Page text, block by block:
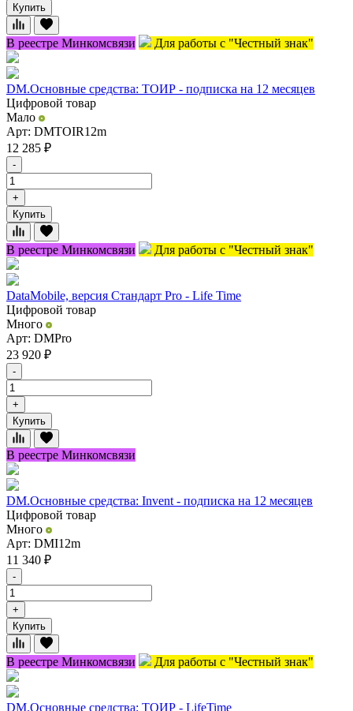
Купить
В реестре Минкомсвязи Для работы с "Честный знак"
DM.Основные средства: ТОИР - подписка на 12 месяцев
Цифровой товар
Мало
Арт: DMTOIR12m
12 285 ₽
-
+
Купить
В реестре Минкомсвязи Для работы с "Честный знак"
DataMobile, версия Стандарт Pro - Life Time
Цифровой товар
Много
Арт: DMPro
23 920 ₽
-
+
Купить
В реестре Минкомсвязи
DM.Основные средства: Invent - подписка на 12 месяцев
Цифровой товар
Много
Арт: DMI12m
11 340 ₽
-
+
Купить
В реестре Минкомсвязи Для работы с "Честный знак"
DM.Основные средства: ТОИР - LifeTime